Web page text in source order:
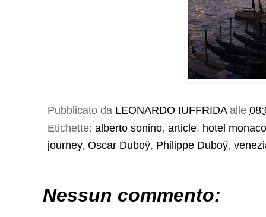
Pubblicato da LEONARDO IUFFRIDA alle
Etichette: alberto sonino, article, hotel monaco
journey, Oscar Duboӱ, Philippe Duboӱ,
Nessun commento: